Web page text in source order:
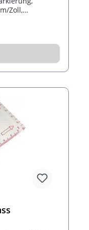
Zoll,